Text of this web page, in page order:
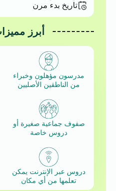
تاريخ بدء مرن
أبرز
مدرسون مؤهلون وخبراء
من الناطقين الأصليين
صفوف جماعية صغيرة أو
دروس خاصة
دروس عبر الإنترنت يمكن
تعلمها من أي مكان